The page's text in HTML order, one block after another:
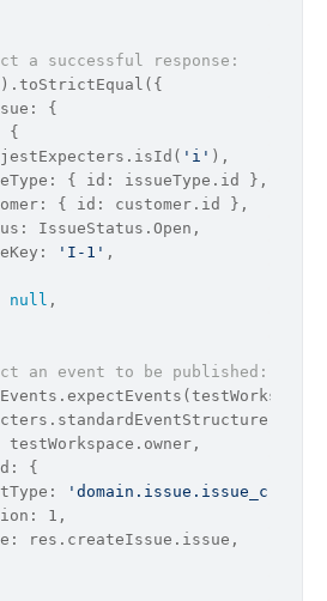
a successful response:
{
{
'i' ),
{
id : issueType. id
},
{
id : customer. id
},
: IssueStatus.Open,
'I-1' ,
null ,
an event to be published:
testWorkspace.owner,
{
1,
res.createIssue.issue,